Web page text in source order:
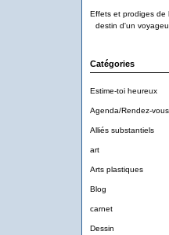
Effets et prodiges de
destin d'un
Catégories
Estime-toi heureux
Agenda/Rendez-vous
Alliés substantiels
art
Arts plastiques
Blog
carnet
Dessin